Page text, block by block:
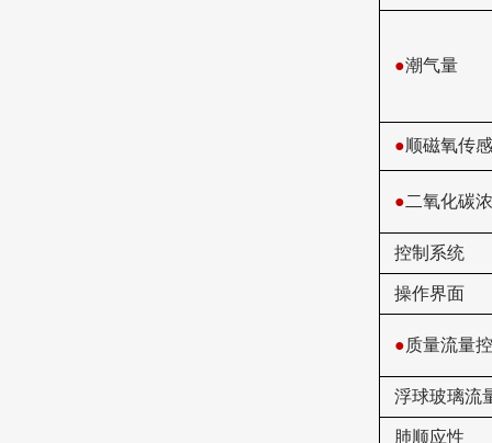
●潮气量
●顺磁氧传
●二氧化碳
控制系统
操作界面
●质量流量
浮球玻璃流
肺顺应性